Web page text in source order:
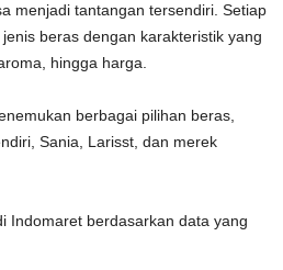
menjadi tantangan tersendiri. Setiap
beras dengan karakteristik yang
hingga harga.
berbagai pilihan beras,
Sania, Larisst, dan merek
Indomaret berdasarkan data yang